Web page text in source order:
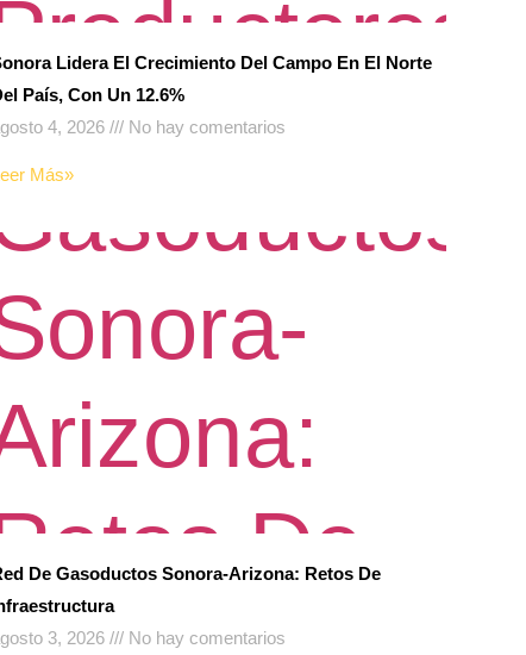
Lidera El Crecimiento Del Campo En El Norte
País, Con Un 12.6%
4, 2026
No hay comentarios
Más»
De Gasoductos Sonora-Arizona: Retos De
3, 2026
No hay comentarios